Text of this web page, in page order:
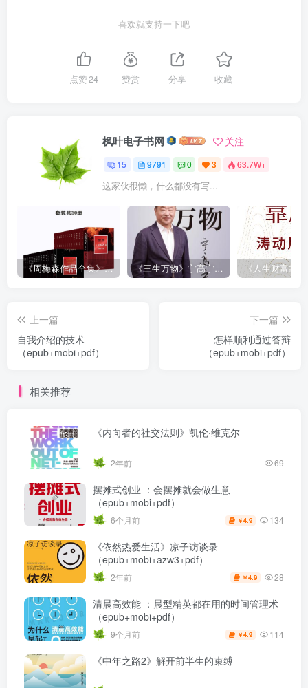
喜欢就支持一下吧
点赞24 赞赏 分享 收藏
枫叶电子书网 关注
15 9791 0 3 63.7W+
这家伙很懒，什么都没有写...
《周梅森作品全集》[共30册] 《三生万物》宁高宁（epub+mobi+azw3+pdf）
上一篇
自我介绍的技术
（epub+mobi+pdf）
下一篇
怎样顺利通过答辩
（epub+mobi+pdf）
相关推荐
《内向者的社交法则》凯伦·维克尔
2年前 69
摆摊式创业 ：会摆摊就会做生意
（epub+mobi+pdf）
6个月前 ￥4.9 134
《依然热爱生活》凉子访谈录
（epub+mobi+azw3+pdf）
2年前 ￥4.9 28
清晨高效能 ：晨型精英都在用的时间管理术
（epub+mobi+pdf）
9个月前 ￥4.9 114
《中年之路2》解开前半生的束缚